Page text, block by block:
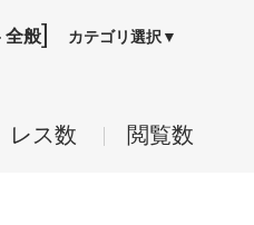
全般] カテゴリ選択▼
レス数 閲覧数